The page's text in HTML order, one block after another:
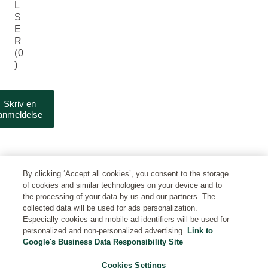
L
S
E
R
(0
)
Skriv en
KUNDESERVICE
By clicking ‘Accept all cookies’, you consent to the storage
of cookies and similar technologies on your device and to
the processing of your data by us and our partners. The
collected data will be used for ads personalization.
Especially cookies and mobile ad identifiers will be used for
personalized and non-personalized advertising. Link to
Google's Business Data Responsibility Site
Cookies Settings